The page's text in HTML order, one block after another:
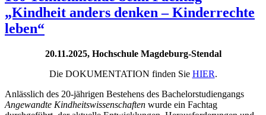
„Kindheit anders denken – Kinderrechte
leben“
20.11.2025, Hochschule Magdeburg-Stendal
Die DOKUMENTATION finden Sie HIER.
Anlässlich des 20-jährigen Bestehens des Bachelorstudiengangs
Angewandte Kindheitswissenschaften wurde ein Fachtag